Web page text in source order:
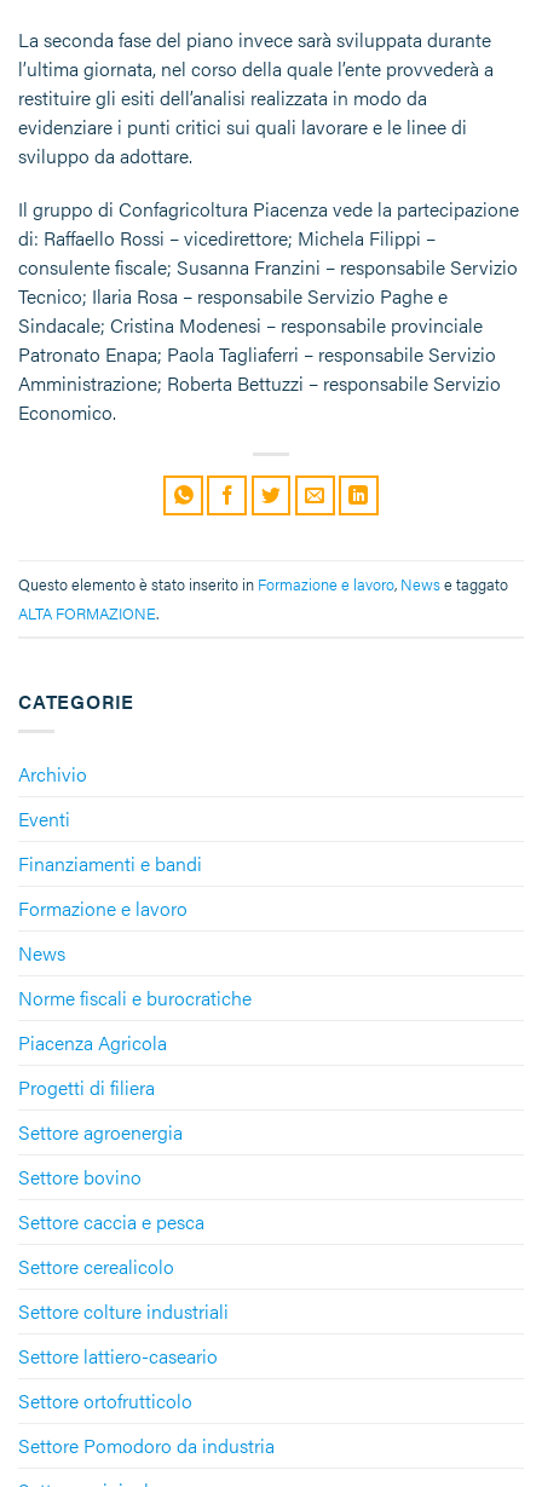
CATEGORIE
Archivio
Eventi
Finanziamenti e bandi
Formazione e lavoro
News
Norme fiscali e burocratiche
Piacenza Agricola
Progetti di filiera
Settore agroenergia
Settore bovino
Settore caccia e pesca
Settore cerealicolo
Settore colture industriali
Settore lattiero-caseario
Settore ortofrutticolo
Settore Pomodoro da industria
La seconda fase del piano invece sarà sviluppata durante
l’ultima giornata, nel corso della quale l’ente provvederà a
restituire gli esiti dell’analisi realizzata in modo da
evidenziare i punti critici sui quali lavorare e le linee di
sviluppo da adottare.
Il gruppo di Confagricoltura Piacenza vede la partecipazione
di: Raffaello Rossi – vicedirettore; Michela Filippi –
consulente fiscale; Susanna Franzini – responsabile Servizio
Tecnico; Ilaria Rosa – responsabile Servizio Paghe e
Sindacale; Cristina Modenesi – responsabile provinciale
Patronato Enapa; Paola Tagliaferri – responsabile Servizio
Amministrazione; Roberta Bettuzzi – responsabile Servizio
Economico.
Questo elemento è stato inserito in Formazione e lavoro, Newse taggato
ALTA FORMAZIONE.